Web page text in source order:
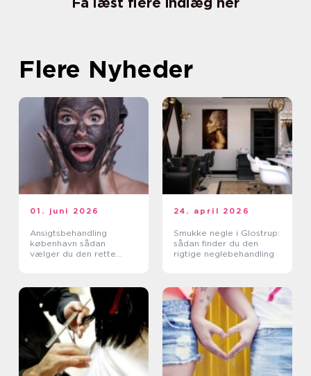
Flere Nyheder
01. juni 2026
Ansigtsbehandling
københavn sådan
vælger du den rette
24. april 2026
Smukke negle i Glostrup:
sådan finder du den
rigtige neglebehandling